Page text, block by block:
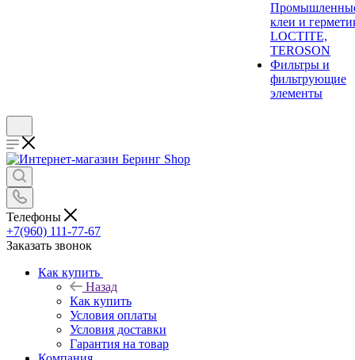
клеи и
LOCTITE,
TEROSON
Фильтры и
фильтрующие
элементы
Телефоны
+7(960) 111-77-67
Заказать звонок
Как купить
Назад
Как купить
Условия оплаты
Условия доставки
Гарантия на товар